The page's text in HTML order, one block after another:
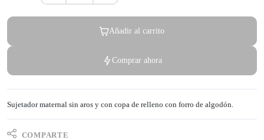
Añadir al carrito
Comprar ahora
Sujetador maternal sin aros y con copa de relleno con forro de algodón.
COMPARTE